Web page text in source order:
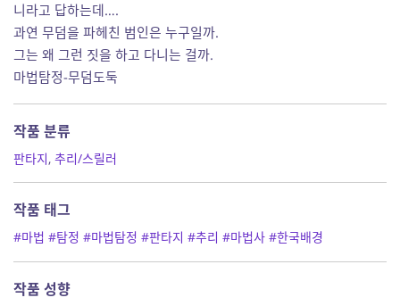
니라고 답하는데….
과연 무덤을 파헤친 범인은 누구일까.
그는 왜 그런 짓을 하고 다니는 걸까.
마법탐정-무덤도둑
작품 분류
판타지, 추리/스릴러
작품 태그
#마법 #탐정 #마법탐정 #판타지 #추리 #마법사 #한국배경
작품 성향